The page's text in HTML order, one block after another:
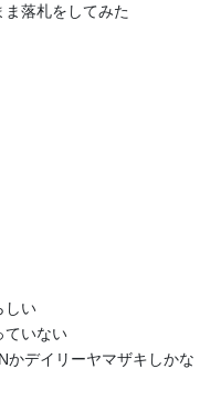
落札をしてみた
しい
ていない
かデイリーヤマザキしかな